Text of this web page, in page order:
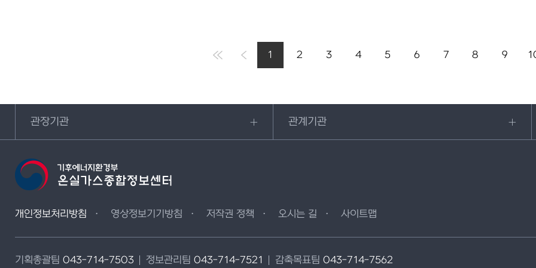
1 2 3 4 5 6 7 8 9
관장기관 관계기관
개인정보처리방침 영상정보기기방침 저작권 정책 오시는 길 사이트맵
기획총괄팀 043-714-7503 정보관리팀 043-714-7521 감축목표팀 043-714-7562